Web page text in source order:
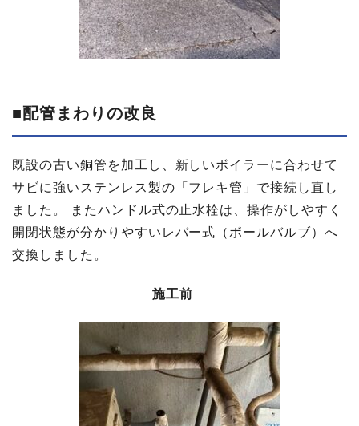
■配管まわりの​改良
既設の古い銅管を加工し、新しいボイラーに合わせて
サビに強いステンレス製の「フレキ管」で接続し直し
ました。 またハンドル式の止水栓は、操作がしやすく
開閉状態が分かりやすいレバー式（ボールバルブ）へ
交換しました。
施工前